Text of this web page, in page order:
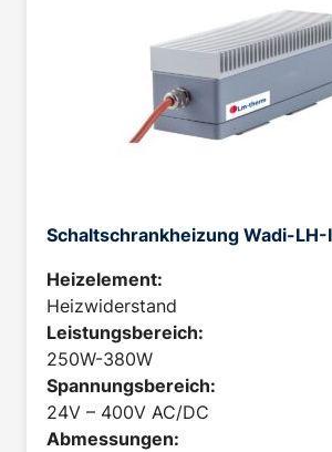
Schaltschrankheizung Wadi-LH-
Heizelement:
Heizwiderstand
Leistungsbereich:
250W-380W
Spannungsbereich:
24V – 400V AC/DC
Abmessungen: